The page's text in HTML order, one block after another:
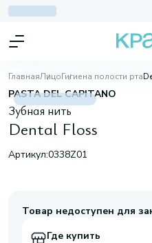
ГлавнаяЛицоГигиена полости рта
PASTA DEL CAPITANO
Зубная нить
Dental Floss
Артикул:0338Z01
Товар недоступен для
Где купить